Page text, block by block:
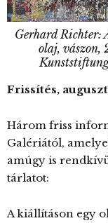
Gerhard Richter:
olaj, vászon,
Frissítés,
Három friss
Galériától,
amúgy is
tárlatot:
A kiállításon egy